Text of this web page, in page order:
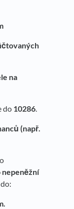
na
do 10286.
(např.
nepeněžní